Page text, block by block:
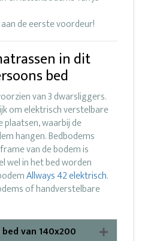
de eerste voordeur!
in dit
bed
van 3 dwarsliggers.
om elektrisch verstelbare
waarbij de
hangen. Bedbodems
van de bodem is
wel in het bed worden
Allways 42 elektrisch.
of handverstelbare
van 140x200